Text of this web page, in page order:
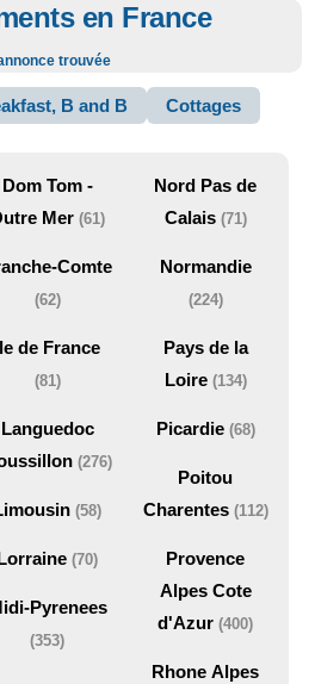
en France
trouvée
B and B Cottages
Dom Tom -
Mer(61)
Comte
(62)
de France
(81)
Languedoc
(276)
(58)
(70)
Pyrenees
(353)
Nord Pas de
Calais (71)
Normandie
(224)
Pays de la
Loire (134)
Picardie (68)
Poitou
Charentes (112)
Provence
Alpes Cote
d'Azur(400)
Rhone Alpes